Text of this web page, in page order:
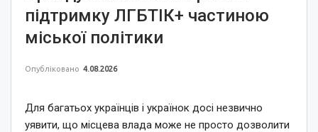
підтримку ЛГБТІК+ частиною
міської політики
Опубліковано 4.08.2026
Для багатьох українців і українок досі незвично
уявити, що місцева влада може не просто дозволити